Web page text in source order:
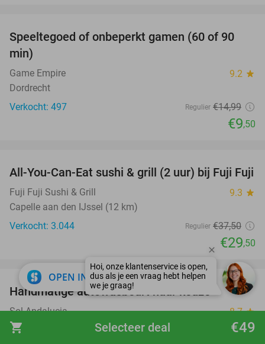
shopping_cart €49
Selecteer deal
37%
Speeltegoed of onbeperkt gamen (60 of 90
min)
Game Empire 9.2 star
Dordrecht
Verkocht: 497
Regulier €14,99
€9,50
21%
All-You-Can-Eat sushi & grill (2 uur) bij Fuji Fuji
Fuji Fuji Sushi & Grill 9.3 star
Capelle aan den IJssel (12 km)
Verkocht: 3.044
Regulier €37,50
€29,50
64%
favorite_border
Handmatige autowasbeurt naar keuze
Sol Andalucia 8.7star
Barendrecht (9 km)
OPEN IN APP close